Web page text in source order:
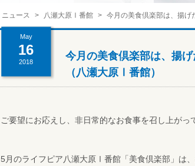
ニュース 八瀬大原Ⅰ番館 今月の美食倶楽部は、揚げ
May
16
2018
今月の美食倶楽部は、揚
（八瀬大原Ⅰ番館）
ご要望にお応えし、非日常的なお食事を召し上が
5月のライフピア八瀬大原Ⅰ番館「美食倶楽部」は